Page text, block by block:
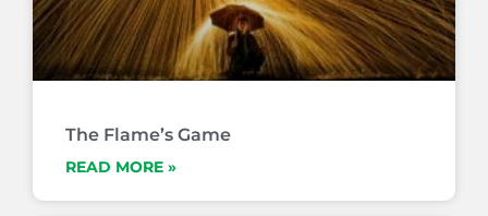
The Flame’s Game
READ MORE »